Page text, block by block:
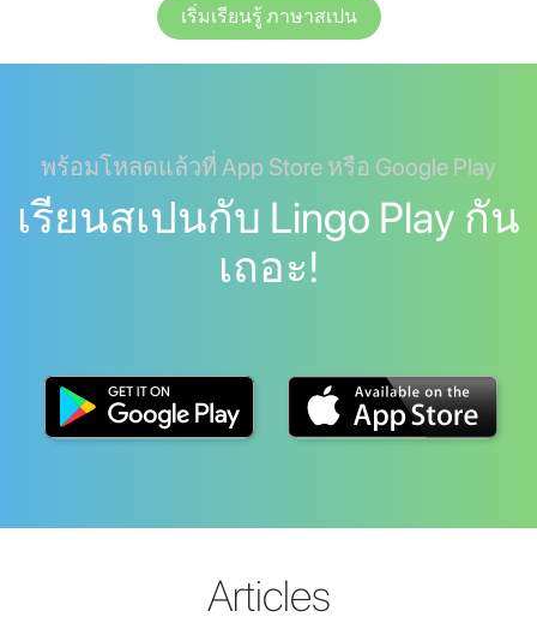
เริ่มเรียนรู้ ภาษาสเปน
พร้อมโหลดแล้วที่ App Store หรือ Google Play
เรียนสเปนกับ Lingo Play กัน
เถอะ!
Articles